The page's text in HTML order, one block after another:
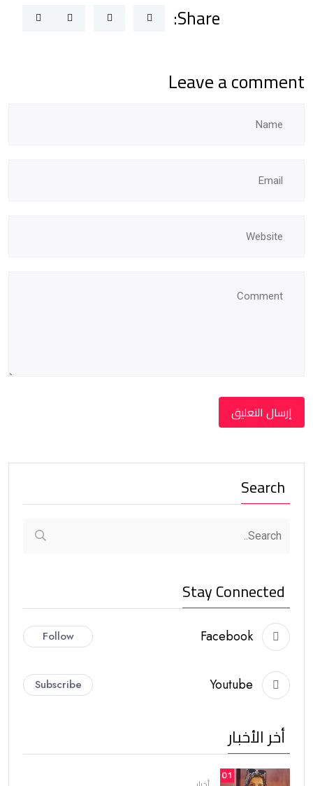
Share:
Leave a comment
Search
Stay Connected
Facebook
Follow
Youtube
Subscribe
أخر الأخبار
01